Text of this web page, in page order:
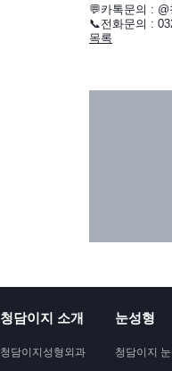
💬카톡문의 :
📞전화문의 :
목록
청담이지 소개
청담이지성형외과
눈성형
청담이지